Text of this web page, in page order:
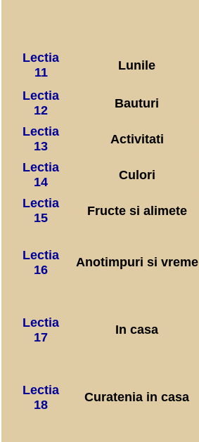
Lectia
11
Lunile
Lectia
12
Bauturi
Lectia
13
Activitati
Lectia
14
Culori
Lectia
15
Fructe si alimete
Lectia
16
Anotimpuri si vreme
Lectia
17
In casa
Lectia
18
Curatenia in casa